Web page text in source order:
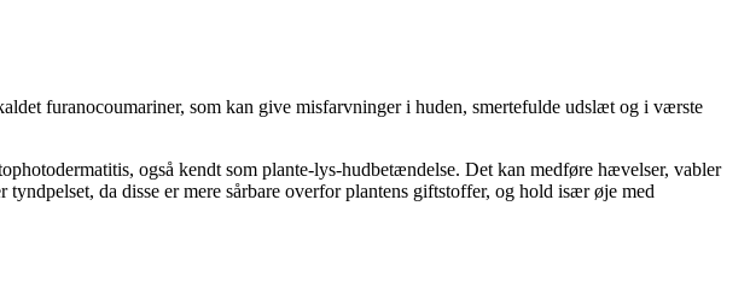
furanocoumariner, som kan give misfarvninger i huden, smertefulde udslæt og i værste
også kendt som plante-lys-hudbetændelse. Det kan medføre hævelser, vabler
da disse er mere sårbare overfor plantens giftstoffer, og hold især øje med